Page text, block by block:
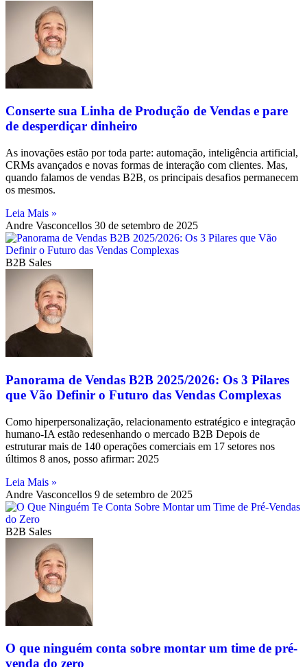
Conserte sua Linha de Produção de Vendas e pare
de desperdiçar dinheiro
As inovações estão por toda parte: automação, inteligência artificial,
CRMs avançados e novas formas de interação com clientes. Mas,
quando falamos de vendas B2B, os principais desafios permanecem
os mesmos.
Leia Mais »
Andre Vasconcellos 30 de setembro de 2025
B2B Sales
Panorama de Vendas B2B 2025/2026: Os 3 Pilares
que Vão Definir o Futuro das Vendas Complexas
Como hiperpersonalização, relacionamento estratégico e integração
humano-IA estão redesenhando o mercado B2B Depois de
estruturar mais de 140 operações comerciais em 17 setores nos
últimos 8 anos, posso afirmar: 2025
Leia Mais »
Andre Vasconcellos 9 de setembro de 2025
B2B Sales
O que ninguém conta sobre montar um time de pré-
venda do zero